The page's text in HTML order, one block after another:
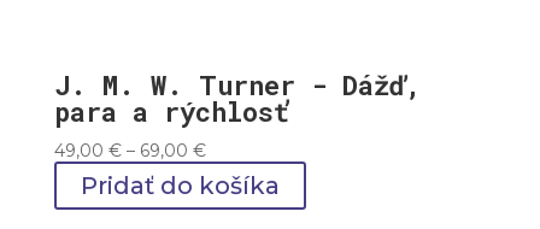
J. M. W. Turner - Dážď,
para a rýchlosť
49,00 € – 69,00 €Price
range:
49,00 €
Pridať do košíka